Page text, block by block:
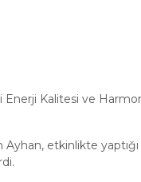
Kalitesi ve
Ayhan, etkinlikte